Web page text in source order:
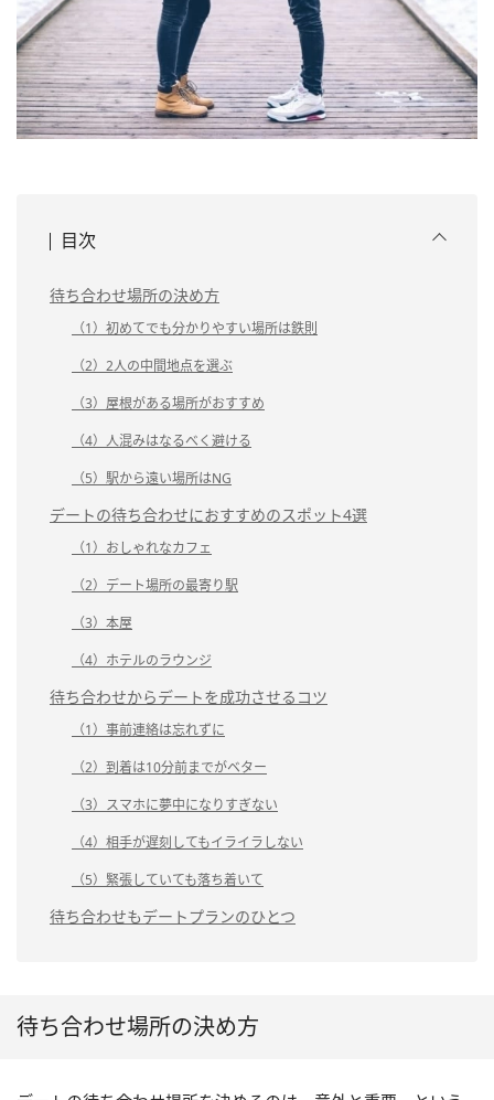
目次
待ち合わせ場所の決め方
（1）初めてでも分かりやすい場所は鉄則
（2）2人の中間地点を選ぶ
（3）屋根がある場所がおすすめ
（4）人混みはなるべく避ける
（5）駅から遠い場所はNG
デートの待ち合わせにおすすめのスポット4選
（1）おしゃれなカフェ
（2）デート場所の最寄り駅
（3）本屋
（4）ホテルのラウンジ
待ち合わせからデートを成功させるコツ
（1）事前連絡は忘れずに
（2）到着は10分前までがベター
（3）スマホに夢中になりすぎない
（4）相手が遅刻してもイライラしない
（5）緊張していても落ち着いて
待ち合わせもデートプランのひとつ
待ち合わせ場所の決め方